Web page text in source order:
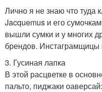
Лично я не знаю что туда
Jacquemus и его
вышли сумки и у многих
брендов. Инстаграмщицы
3. Гусиная лапка
В этой расцветке в
пальто, пиджаки